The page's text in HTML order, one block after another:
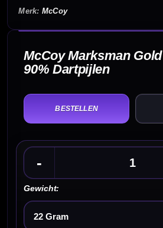
McCoy
McCoy Marksman Gold
90% Dartpijlen
-
Gewicht:
Kies een optie